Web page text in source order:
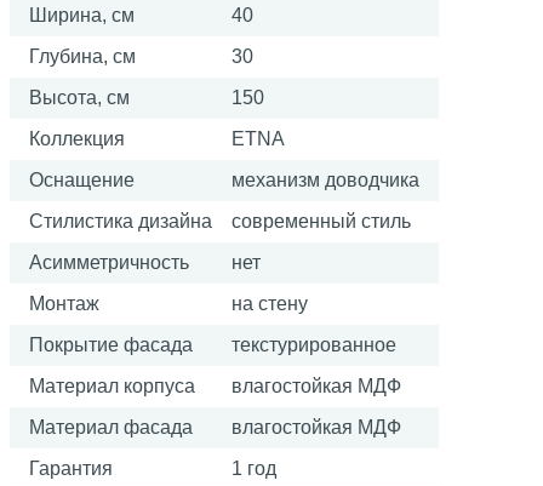
Ширина, см
40
Глубина, см
30
Высота, см
150
Коллекция
ETNA
Оснащение
механизм доводчика
Стилистика дизайна
современный стиль
Асимметричность
нет
Монтаж
на стену
Покрытие фасада
текстурированное
Материал корпуса
влагостойкая МДФ
Материал фасада
влагостойкая МДФ
Гарантия
1 год